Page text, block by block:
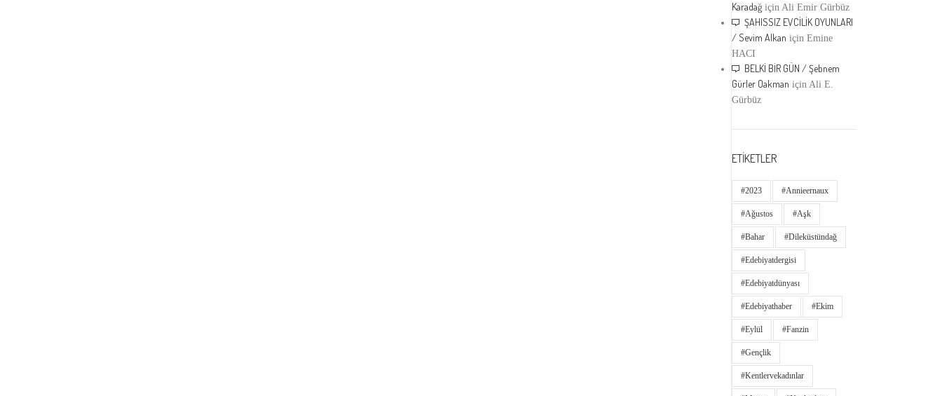
Karadağ içinAli Emir Gürbüz
ŞAHISSIZ EVCİLİK OYUNLARI
/ Sevim Alkan içinEmine
HACI
BELKİ BİR GÜN / Şebnem
Gürler Oakman içinAli E.
Gürbüz
ETİKETLER
#2023 #annieernaux
#ağustos #aşk
#bahar #dileküstündağ
#edebiyatdergisi
#edebiyatdünyası
#edebiyathaber #ekim
#eylül #fanzin
#gençlik
#kentlervekadınlar